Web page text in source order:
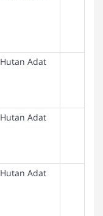
Hutan Adat
Hutan Adat
Hutan Adat